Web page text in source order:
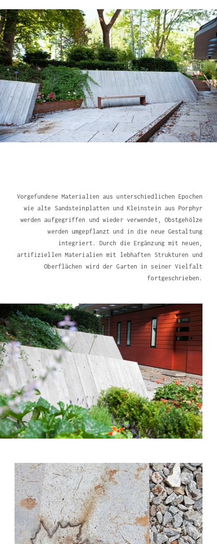
Vorgefundene Materialien aus unterschiedlichen Epochen
wie alte Sandsteinplatten und Kleinstein aus Porphyr
werden aufgegriffen und wieder verwendet, Obstgehölze
werden umgepflanzt und in die neue Gestaltung
integriert. Durch die Ergänzung mit neuen,
artifiziellen Materialien mit lebhaften Strukturen und
Oberflächen wird der Garten in seiner Vielfalt
fortgeschrieben.